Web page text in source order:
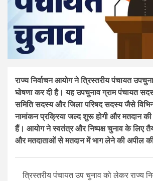
राज्य निर्वाचन आयोग ने त्रिस्तरीय पंचायत
घोषणा कर दी है। यह उपचुनाव ग्राम पंचायत
समिति सदस्य और जिला परिषद सदस्य जैसे
नामांकन प्रक्रिया जल्द शुरू होगी और मतदान की
हैं। आयोग ने स्वतंत्र और निष्पक्ष चुनाव के लिए
और मतदाताओं से मतदान में भाग लेने की अपील
त्रिस्तरीय पंचायत उप चुनाव को लेकर राज्य